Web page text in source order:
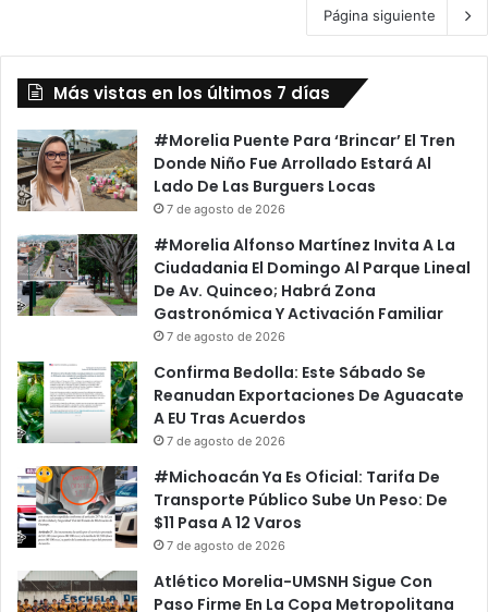
Página siguiente
Más vistas en los últimos 7 días
#Morelia Puente Para ‘Brincar’ El Tren
Donde Niño Fue Arrollado Estará Al
Lado De Las Burguers Locas
7 de agosto de 2026
#Morelia Alfonso Martínez Invita A La
Ciudadania El Domingo Al Parque Lineal
De Av. Quinceo; Habrá Zona
Gastronómica Y Activación Familiar
7 de agosto de 2026
Confirma Bedolla: Este Sábado Se
Reanudan Exportaciones De Aguacate
A EU Tras Acuerdos
7 de agosto de 2026
#Michoacán Ya Es Oficial: Tarifa De
Transporte Público Sube Un Peso: De
$11 Pasa A 12 Varos
7 de agosto de 2026
Atlético Morelia-UMSNH Sigue Con
Paso Firme En La Copa Metropolitana